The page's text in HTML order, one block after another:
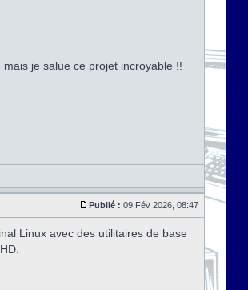
je salue ce projet incroyable !!
Publié : 09 Fév 2026, 08:47
Linux avec des utilitaires de base